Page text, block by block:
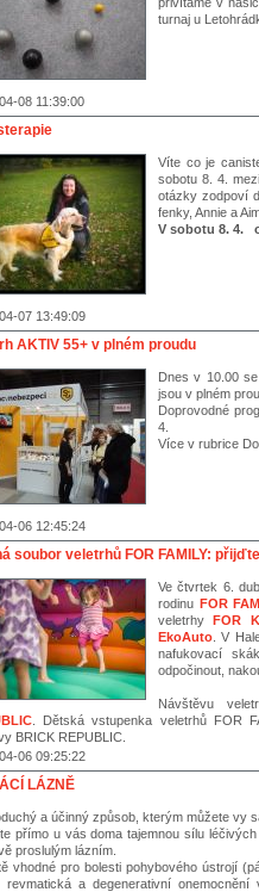
turnaj u
08 11:39:00
Víte co je
sobotu 8. 4.
otázky zodpoví
fenky, Annie a
V sobotu 8. 4.
07 13:49:09
AKTIV 55+ v plném proudu
Dnes v 10.00
jsou v plném
Doprovodné
4.
Více v rubrice
06 12:45:24
soubor veletrhů FOR FAMILY:
Ve čtvrtek 6.
rodinu FOR
veletrhyFOR
EkoAuto . V
nafukovací
odpočinout,
Návštěvu
. Dětská vstupenka veletrhů FOR
BRICK REPUBLIC.
06 09:25:22
LÁZNĚ
a účinný způsob, kterým můžete vy
přímo u vás doma tajemnou sílu
proslulým lázním.
vhodné pro bolesti pohybového ústrojí
revmatická a degenerativní